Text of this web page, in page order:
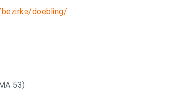
bezirke/doebling/
53)